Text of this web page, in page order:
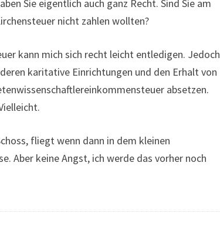
Sie eigentlich auch ganz Recht. Sind Sie am
nicht zahlen wollten?
kann mich sich recht leicht entledigen. Jedoch
karitative Einrichtungen und den Erhalt von
absetzen.
fliegt wenn dann in dem kleinen
Aber keine Angst, ich werde das vorher noch